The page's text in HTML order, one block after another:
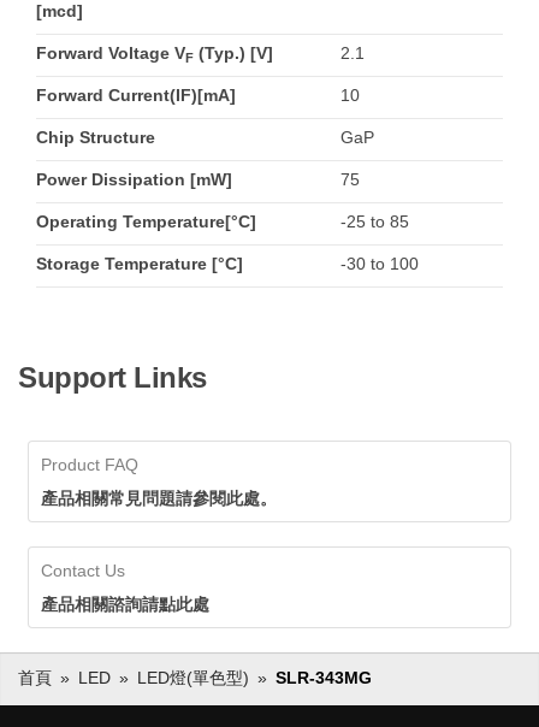
[mcd]
Forward Voltage VF (Typ.) [V] 2.1
Forward Current(IF)[mA] 10
Chip Structure GaP
Power Dissipation [mW] 75
Operating Temperature[°C] -25 to 85
Storage Temperature [°C] -30 to 100
Support Links
Product FAQ
產品相關常見問題請參閱此處。
Contact Us
產品相關諮詢請點此處
首頁 LED LED燈(單色型) SLR-343MG